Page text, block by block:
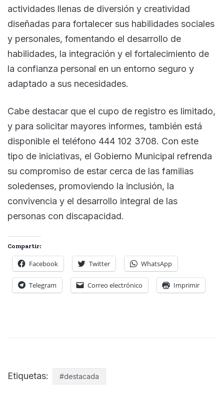
actividades llenas de diversión y creatividad
diseñadas para fortalecer sus habilidades sociales
y personales, fomentando el desarrollo de
habilidades, la integración y el fortalecimiento de
la confianza personal en un entorno seguro y
adaptado a sus necesidades.
Cabe destacar que el cupo de registro es limitado,
y para solicitar mayores informes, también está
disponible el teléfono 444 102 3708. Con este
tipo de iniciativas, el Gobierno Municipal refrenda
su compromiso de estar cerca de las familias
soledenses, promoviendo la inclusión, la
convivencia y el desarrollo integral de las
personas con discapacidad.
Compartir:
Facebook Twitter WhatsApp
Telegram Correo electrónico Imprimir
Etiquetas: #destacada